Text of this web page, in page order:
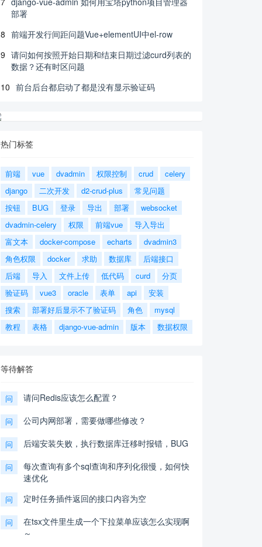
部署
8 前端开发行间距问题Vue+elementUI中el-row
9 请问如何按照开始日期和结束日期过滤curd列表的
数据？还有时区问题
10 前台后台都启动了都是没有显示验证码
热门标签
前端 vue dvadmin 权限控制 crud
celery
django
二次开发 d2-crud-plus
常见问题
按钮
BUG 登录 导出 部署
websocket
dvadmin-celery
权限 前端vue
导入导出
富文本
docker-compose echarts
dvadmin3
角色权限
docker 求助 数据库
后端接口
后端
导入 文件上传 低代码 curd
分页
验证码
vue3 oracle 表单 api
安装
搜索
部署好后显示不了验证码 角色
mysql
教程
表格 django-vue-admin 版本 数据权限
等待解答
问 请问Redis应该怎么配置？
问 公司内网部署，需要做哪些修改？
问 后端安装失败，执行数据库迁移时报错，BUG
问
每次查询有多个sql查询和序列化很慢，如何快
速优化
问 定时任务插件返回的接口内容为空
问
在tsx文件里生成一个下拉菜单应该怎么实现啊
～